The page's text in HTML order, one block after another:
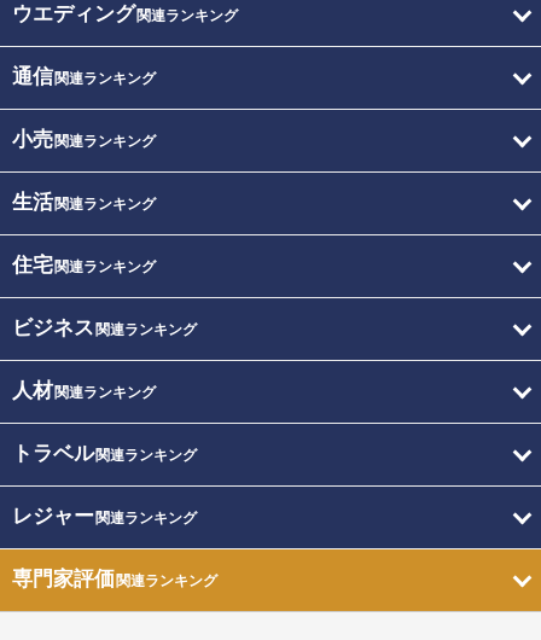
ウエディング関連ランキング
通信関連ランキング
小売関連ランキング
生活関連ランキング
住宅関連ランキング
ビジネス 関連ランキング
人材関連ランキング
トラベル関連ランキング
レジャー関連ランキング
専門家評価関連ランキング